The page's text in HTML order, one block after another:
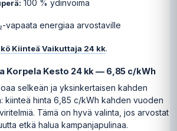
100 % ydinvoima
vapaata energiaa arvostaville
Kiinteä Vaikuttaja 24 kk.
Korpela Kesto 24 kk — 6,85 c/kWh
selkeän ja yksinkertaisen kahden
kiinteä hinta 6,85 c/kWh kahden vuoden
Tämä on hyvä valinta, jos arvostat
etkä halua kampanjapulinaa.